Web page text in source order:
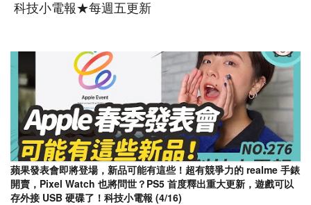
科技小電報★每週五更新
蘋果發表會即將登場，新品可能有這些！超有競爭力的 realme 手錶
開賣，Pixel Watch 也將問世？PS5 首度釋出重大更新，遊戲可以
存外接 USB 硬碟了！科技小電報 (4/16)